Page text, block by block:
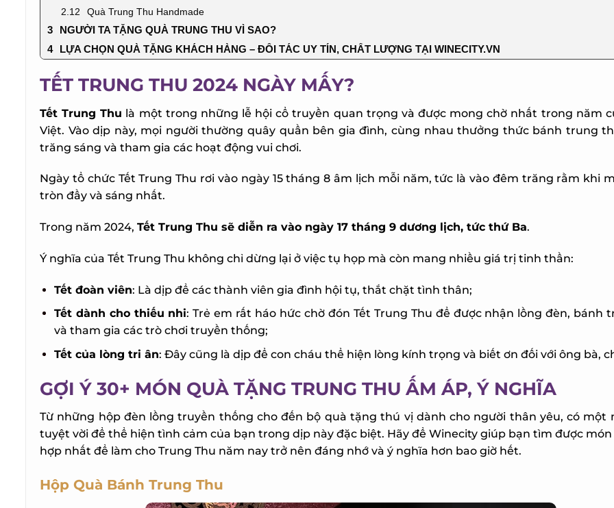
Quà Trung Thu Handmade
NGƯỜI TA TẶNG QUÀ TRUNG THU VÌ SAO?
LỰA CHỌN QUÀ TẶNG KHÁCH HÀNG – ĐỐI TÁC UY TÍN, CHẤT LƯỢNG TẠI WINECITY.VN
TẾT TRUNG THU 2024 NGÀY MẤY?
Tết Trung Thulà một trong những lễ hội cổ truyền quan trọng và được mong chờ nhất trong năm
Việt. Vào dịp này, mọi người thường quây quần bên gia đình, cùng nhau thưởng thức bánh trung
trăng sáng và tham gia các hoạt động vui chơi.
Ngày tổ chức Tết Trung Thu rơi vào ngày 15 tháng 8 âm lịch mỗi năm, tức là vào đêm trăng rằm khi
tròn đầy và sáng nhất.
Trong năm 2024,Tết Trung Thu sẽ diễn ra vào ngày 17 tháng 9 dương lịch, tức thứ Ba.
Ý nghĩa của Tết Trung Thu không chỉ dừng lại ở việc tụ họp mà còn mang nhiều giá trị tinh thần:
Tết đoàn viên: Là dịp để các thành viên gia đình hội tụ, thắt chặt tình thân;
Tết dành cho thiếu nhi: Trẻ em rất háo hức chờ đón Tết Trung Thu để được nhận lồng đèn, bánh
và tham gia các trò chơi truyền thống;
Tết của lòng tri ân: Đây cũng là dịp để con cháu thể hiện lòng kính trọng và biết ơn đối với ông bà,
GỢI Ý 30+ MÓN QUÀ TẶNG TRUNG THU ẤM ÁP, Ý NGHĨA
Từ những hộp đèn lồng truyền thống cho đến bộ quà tặng thú vị dành cho người thân yêu, có một
tuyệt vời để thể hiện tình cảm của bạn trong dịp này đặc biệt. Hãy để Winecity giúp bạn tìm được món
hợp nhất để làm cho Trung Thu năm nay trở nên đáng nhớ và ý nghĩa hơn bao giờ hết.
Hộp Quà Bánh Trung Thu